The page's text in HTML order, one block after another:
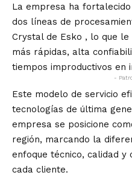
La empresa ha
dos líneas de
Crystal de Esko , lo que
más rápidas, alta
tiempos improductivos en
-
Este modelo de servicio
tecnologías de última
empresa se posicione
región, marcando la
enfoque técnico, calidad y
cada cliente.